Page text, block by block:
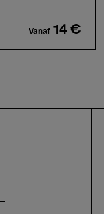
Vanaf 14 €